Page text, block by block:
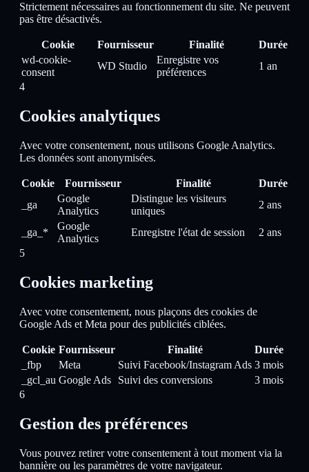
Strictement nécessaires au fonctionnement du site. Ne peuvent
pas être désactivés.
Cookie Fournisseur Finalité
Durée
wd-cookie-
consent
WD Studio
Enregistre vos
préférences
1 an
4
Cookies analytiques
Avec votre consentement, nous utilisons Google Analytics.
Les données sont anonymisées.
Cookie Fournisseur Finalité
Durée
_ga
Google
Analytics
Distingue les visiteurs
uniques
2 ans
_ga_*
Google
Analytics
Enregistre l'état de session
2 ans
5
Cookies marketing
Avec votre consentement, nous plaçons des cookies de
Google Ads et Meta pour des publicités ciblées.
Cookie Fournisseur Finalité
Durée
_fbp
Meta Suivi Facebook/Instagram Ads 3 mois
_gcl_au Google Ads Suivi des conversions
3 mois
6
Gestion des préférences
Vous pouvez retirer votre consentement à tout moment via la
bannière ou les paramètres de votre navigateur.